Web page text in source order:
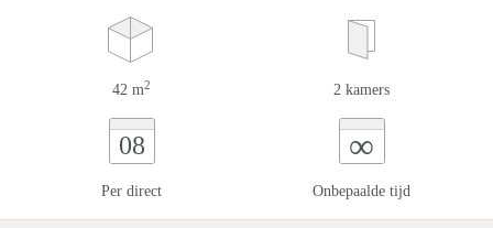
42 m2 2 kamers
08
Per direct
∞
Onbepaalde tijd